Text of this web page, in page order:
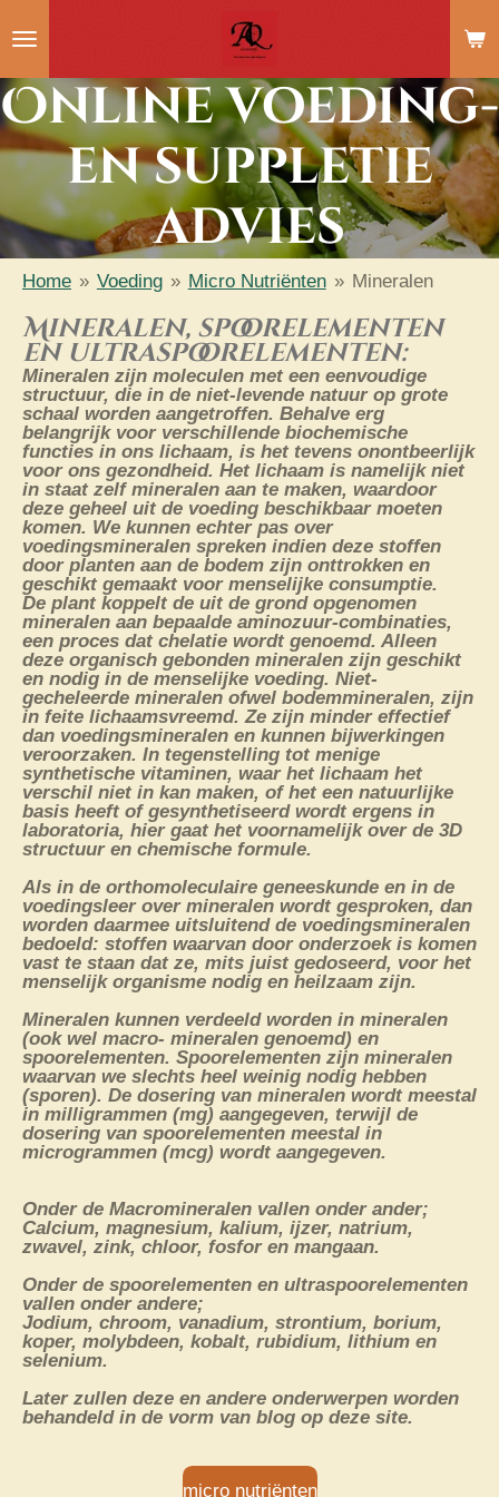
Ga
naar
de
hoofdinhoud
Online voeding-
en suppletie
advies
Home » Voeding » Micro Nutriënten » Mineralen
Mineralen, spoorelementen
en ultraspoorelementen:
Mineralen zijn moleculen met een eenvoudige
structuur, die in de niet-levende natuur op grote
schaal worden aangetroffen. Behalve erg
belangrijk voor verschillende biochemische
functies in ons lichaam, is het tevens onontbeerlijk
voor ons gezondheid. Het lichaam is namelijk niet
in staat zelf mineralen aan te maken, waardoor
deze geheel uit de voeding beschikbaar moeten
komen. We kunnen echter pas over
voedingsmineralen spreken indien deze stoffen
door planten aan de bodem zijn onttrokken en
geschikt gemaakt voor menselijke consumptie.
De plant koppelt de uit de grond opgenomen
mineralen aan bepaalde aminozuur-combinaties,
een proces dat chelatie wordt genoemd. Alleen
deze organisch gebonden mineralen zijn geschikt
en nodig in de menselijke voeding. Niet-
gecheleerde mineralen ofwel bodemmineralen, zijn
in feite lichaamsvreemd. Ze zijn minder effectief
dan voedingsmineralen en kunnen bijwerkingen
veroorzaken. In tegenstelling tot menige
synthetische vitaminen, waar het lichaam het
verschil niet in kan maken, of het een natuurlijke
basis heeft of gesynthetiseerd wordt ergens in
laboratoria, hier gaat het voornamelijk over de 3D
structuur en chemische formule.
Als in de orthomoleculaire geneeskunde en in de
voedingsleer over mineralen wordt gesproken, dan
worden daarmee uitsluitend de voedingsmineralen
bedoeld: stoffen waarvan door onderzoek is komen
vast te staan dat ze, mits juist gedoseerd, voor het
menselijk organisme nodig en heilzaam zijn.
Mineralen kunnen verdeeld worden in mineralen
(ook wel macro- mineralen genoemd) en
spoorelementen. Spoorelementen zijn mineralen
waarvan we slechts heel weinig nodig hebben
(sporen). De dosering van mineralen wordt meestal
in milligrammen (mg) aangegeven, terwijl de
dosering van spoorelementen meestal in
microgrammen (mcg) wordt aangegeven.
Onder de Macromineralen vallen onder ander;
Calcium, magnesium, kalium, ijzer, natrium,
zwavel, zink, chloor, fosfor en mangaan.
Onder de spoorelementen en ultraspoorelementen
vallen onder andere;
Jodium, chroom, vanadium, strontium, borium,
koper, molybdeen, kobalt, rubidium, lithium en
selenium.
Later zullen deze en andere onderwerpen worden
behandeld in de vorm van blog op deze site.
micro nutriënten